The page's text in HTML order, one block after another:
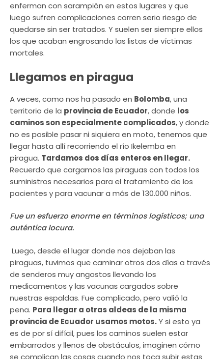
enferman con sarampión en estos lugares y que
luego sufren complicaciones corren serio riesgo de
quedarse sin ser tratados. Y suelen ser siempre ellos
los que acaban engrosando las listas de víctimas
mortales.
Llegamos en piragua
A veces, como nos ha pasado en Bolomba, una
territorio de la provincia de Ecuador, donde los
caminos son especialmente complicados, y donde
no es posible pasar ni siquiera en moto, tenemos que
llegar hasta allí recorriendo el río Ikelemba en
piragua. Tardamos dos días enteros en llegar.
Recuerdo que cargamos las piraguas con todos los
suministros necesarios para el tratamiento de los
pacientes y para vacunar a más de 130.000 niños.
Fue un esfuerzo enorme en términos logísticos; una
auténtica locura.
Luego, desde el lugar donde nos dejaban las
piraguas, tuvimos que caminar otros dos días a través
de senderos muy angostos llevando los
medicamentos y las vacunas cargados sobre
nuestras espaldas. Fue complicado, pero valió la
pena. Para llegar a otras aldeas de la misma
provincia de Ecuador usamos motos.Y si esto ya
es de por sí difícil, pues los caminos suelen estar
embarrados y llenos de obstáculos, imaginen cómo
se complican las cosas cuando nos toca subir estas